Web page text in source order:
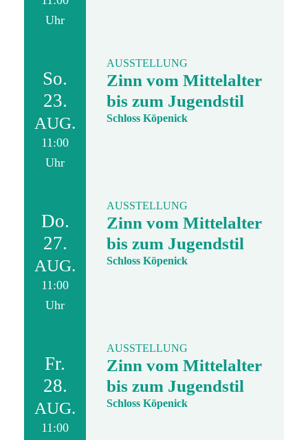
Uhr
So.
23.
AUG.
11:00
Uhr
AUSSTELLUNG
Zinn vom Mittelalter
bis zum Jugendstil
Schloss Köpenick
Do.
27.
AUG.
11:00
Uhr
AUSSTELLUNG
Zinn vom Mittelalter
bis zum Jugendstil
Schloss Köpenick
Fr.
28.
AUG.
11:00
AUSSTELLUNG
Zinn vom Mittelalter
bis zum Jugendstil
Schloss Köpenick